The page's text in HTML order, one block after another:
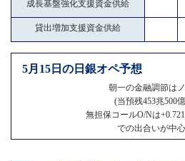
成長基盤強化支援資金供給
貸出増加支援資金供給
5月15日の日銀オペ予想
朝一の金融調節は
(当預残453兆500
無担保コールO/Nは
での出合いが中心